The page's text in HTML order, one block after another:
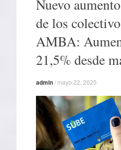
contenidoNuevo
de los
AMBA:
21,5% desde
admin/ mayo 22, 2025